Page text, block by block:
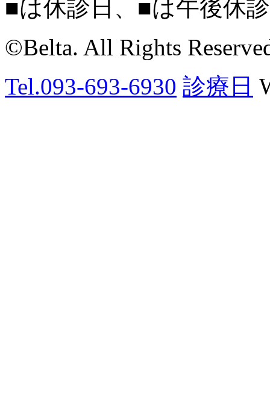
■は休診日、 ■は午後休
©Belta. All Rights
Tel.093-693-6930 診療日